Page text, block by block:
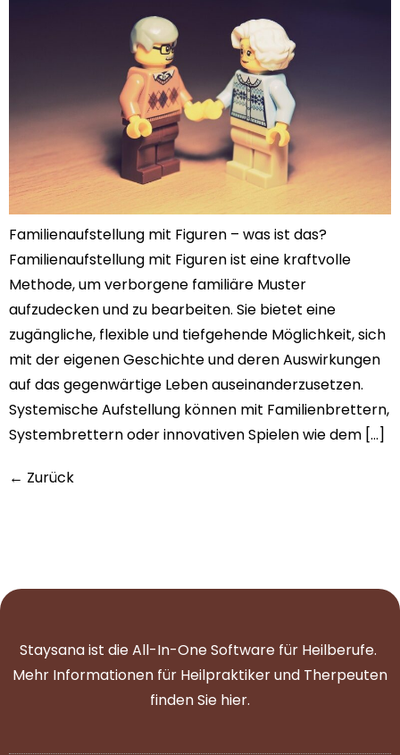
Familienaufstellung mit Figuren – was ist das? ​
Familienaufstellung mit Figuren ist eine kraftvolle
Methode, um verborgene familiäre Muster
aufzudecken und zu bearbeiten. Sie bietet eine
zugängliche, flexible und tiefgehende Möglichkeit, sich
mit der eigenen Geschichte und deren Auswirkungen
auf das gegenwärtige Leben auseinanderzusetzen.
Systemische Aufstellung können mit Familienbrettern,
Systembrettern oder innovativen Spielen wie dem […]
← Zurück
Staysana ist die All-In-One Software für Heilberufe.
Mehr Informationen für Heilpraktiker und Therpeuten
finden Sie hier.